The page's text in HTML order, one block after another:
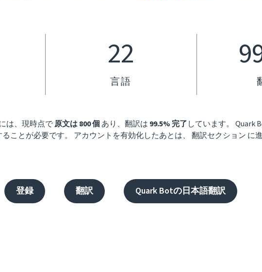
22
言語
は、現時点で原文は 800 個 あり、翻訳は 99.5% 完了しています。 Quark
ことが必要です。 アカウントを有効化したあとは、 翻訳セクション に進
登録 翻訳 Quark Botの日本語翻訳